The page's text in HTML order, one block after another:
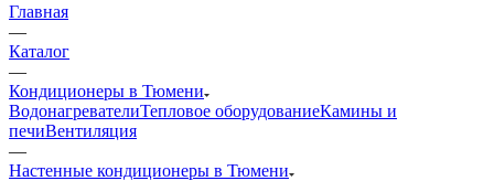
Главная
—
Каталог
—
Кондиционеры в Тюмени
ВодонагревателиТепловое оборудованиеКамины и
печиВентиляция
—
Настенные кондиционеры в Тюмени